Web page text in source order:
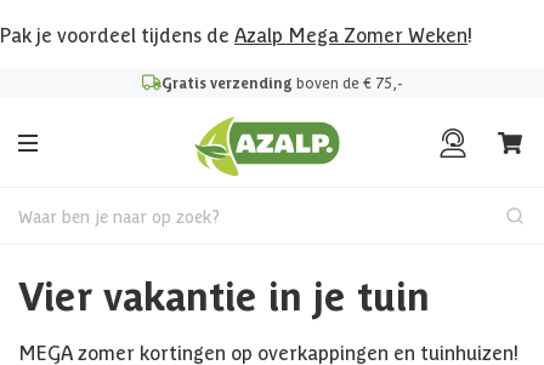
Pak je voordeel tijdens de Azalp Mega Zomer Weken!
Gratis verzending boven de € 75,-
Waar ben je naar op zoek?
Vier vakantie in je tuin
MEGA zomer kortingen op overkappingen en tuinhuizen!